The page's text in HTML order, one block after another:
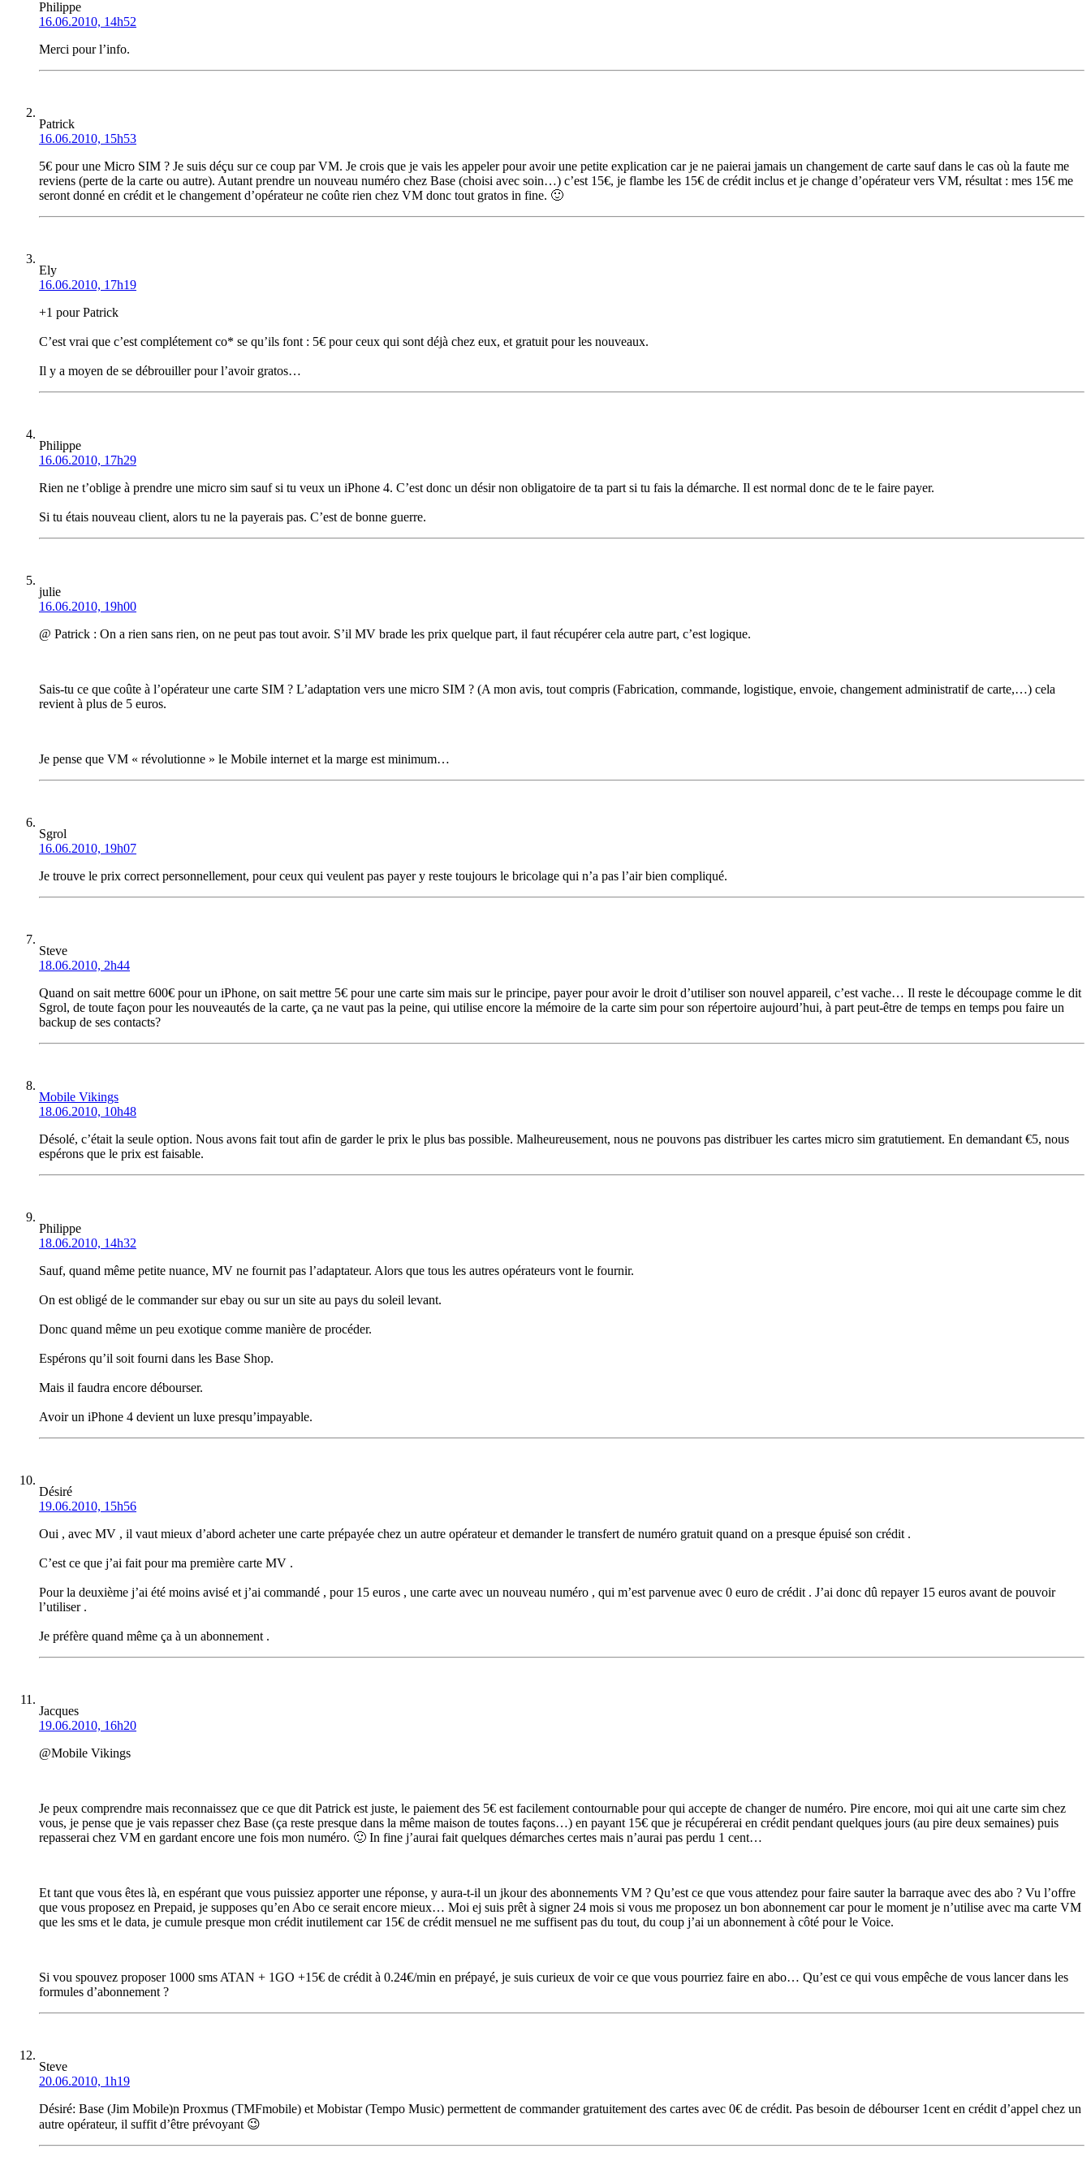
Philippe
16.06.2010, 14h52
Merci pour l’info.
Patrick
16.06.2010, 15h53
5€ pour une Micro SIM ? Je suis déçu sur ce coup par VM. Je crois que je vais les appeler pour avoir une petite explication car je ne paierai jamais un changement de carte sauf dans le cas où la faute me
reviens (perte de la carte ou autre). Autant prendre un nouveau numéro chez Base (choisi avec soin…) c’est 15€, je flambe les 15€ de crédit inclus et je change d’opérateur vers VM, résultat : mes 15€ me
seront donné en crédit et le changement d’opérateur ne coûte rien chez VM donc tout gratos in fine. 🙂
Ely
16.06.2010, 17h19
+1 pour Patrick
C’est vrai que c’est complétement co* se qu’ils font : 5€ pour ceux qui sont déjà chez eux, et gratuit pour les nouveaux.
Il y a moyen de se débrouiller pour l’avoir gratos…
Philippe
16.06.2010, 17h29
Rien ne t’oblige à prendre une micro sim sauf si tu veux un iPhone 4. C’est donc un désir non obligatoire de ta part si tu fais la démarche. Il est normal donc de te le faire payer.
Si tu étais nouveau client, alors tu ne la payerais pas. C’est de bonne guerre.
julie
16.06.2010, 19h00
@ Patrick : On a rien sans rien, on ne peut pas tout avoir. S’il MV brade les prix quelque part, il faut récupérer cela autre part, c’est logique.
Sais-tu ce que coûte à l’opérateur une carte SIM ? L’adaptation vers une micro SIM ? (A mon avis, tout compris (Fabrication, commande, logistique, envoie, changement administratif de carte,…) cela
revient à plus de 5 euros.
Je pense que VM « révolutionne » le Mobile internet et la marge est minimum…
Sgrol
16.06.2010, 19h07
Je trouve le prix correct personnellement, pour ceux qui veulent pas payer y reste toujours le bricolage qui n’a pas l’air bien compliqué.
Steve
18.06.2010, 2h44
Quand on sait mettre 600€ pour un iPhone, on sait mettre 5€ pour une carte sim mais sur le principe, payer pour avoir le droit d’utiliser son nouvel appareil, c’est vache… Il reste le découpage comme le dit
Sgrol, de toute façon pour les nouveautés de la carte, ça ne vaut pas la peine, qui utilise encore la mémoire de la carte sim pour son répertoire aujourd’hui, à part peut-être de temps en temps pou faire un
backup de ses contacts?
Mobile Vikings
18.06.2010, 10h48
Désolé, c’était la seule option. Nous avons fait tout afin de garder le prix le plus bas possible. Malheureusement, nous ne pouvons pas distribuer les cartes micro sim gratutiement. En demandant €5, nous
espérons que le prix est faisable.
Philippe
18.06.2010, 14h32
Sauf, quand même petite nuance, MV ne fournit pas l’adaptateur. Alors que tous les autres opérateurs vont le fournir.
On est obligé de le commander sur ebay ou sur un site au pays du soleil levant.
Donc quand même un peu exotique comme manière de procéder.
Espérons qu’il soit fourni dans les Base Shop.
Mais il faudra encore débourser.
Avoir un iPhone 4 devient un luxe presqu’impayable.
Désiré
19.06.2010, 15h56
Oui , avec MV , il vaut mieux d’abord acheter une carte prépayée chez un autre opérateur et demander le transfert de numéro gratuit quand on a presque épuisé son crédit .
C’est ce que j’ai fait pour ma première carte MV .
Pour la deuxième j’ai été moins avisé et j’ai commandé , pour 15 euros , une carte avec un nouveau numéro , qui m’est parvenue avec 0 euro de crédit . J’ai donc dû repayer 15 euros avant de pouvoir
l’utiliser .
Je préfère quand même ça à un abonnement .
Jacques
19.06.2010, 16h20
@Mobile Vikings
Je peux comprendre mais reconnaissez que ce que dit Patrick est juste, le paiement des 5€ est facilement contournable pour qui accepte de changer de numéro. Pire encore, moi qui ait une carte sim chez
vous, je pense que je vais repasser chez Base (ça reste presque dans la même maison de toutes façons…) en payant 15€ que je récupérerai en crédit pendant quelques jours (au pire deux semaines) puis
repasserai chez VM en gardant encore une fois mon numéro. 🙂 In fine j’aurai fait quelques démarches certes mais n’aurai pas perdu 1 cent…
Et tant que vous êtes là, en espérant que vous puissiez apporter une réponse, y aura-t-il un jkour des abonnements VM ? Qu’est ce que vous attendez pour faire sauter la barraque avec des abo ? Vu l’offre
que vous proposez en Prepaid, je supposes qu’en Abo ce serait encore mieux… Moi ej suis prêt à signer 24 mois si vous me proposez un bon abonnement car pour le moment je n’utilise avec ma carte VM
que les sms et le data, je cumule presque mon crédit inutilement car 15€ de crédit mensuel ne me suffisent pas du tout, du coup j’ai un abonnement à côté pour le Voice.
Si vou spouvez proposer 1000 sms ATAN + 1GO +15€ de crédit à 0.24€/min en prépayé, je suis curieux de voir ce que vous pourriez faire en abo… Qu’est ce qui vous empêche de vous lancer dans les
formules d’abonnement ?
Steve
20.06.2010, 1h19
Désiré: Base (Jim Mobile)n Proxmus (TMFmobile) et Mobistar (Tempo Music) permettent de commander gratuitement des cartes avec 0€ de crédit. Pas besoin de débourser 1cent en crédit d’appel chez un
autre opérateur, il suffit d’être prévoyant 😉